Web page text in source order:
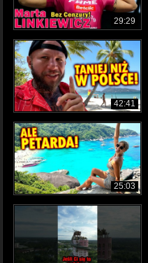
29:29
42:41
25:03